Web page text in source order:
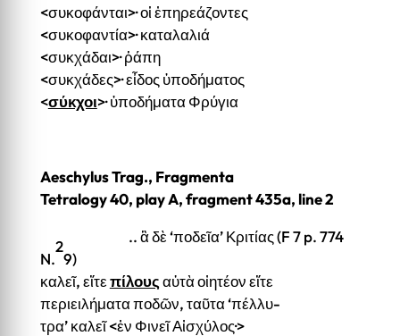
<συκοφάνται>· οἱ ἐπηρεάζοντες
<συκοφαντία>· καταλαλιά
<συκχάδαι>· ῥάπη
<συκχάδες>· εἶδος ὑποδήματος
<σύκχοι>· ὑποδήματα Φρύγια
Aeschylus Trag., Fragmenta
Tetralogy 40, play A, fragment 435a, line 2
.. ἃ δὲ ‘ποδεῖα’ Κριτίας (F 7 p. 774
N.
2
9)
καλεῖ, εἴτεπίλουςαὐτὰ οἰητέον εἴτε
περιειλήματα ποδῶν, ταῦτα ‘πέλλυ-
τρα’ καλεῖ <ἐν Φινεῖ Αἰσχύλος·>